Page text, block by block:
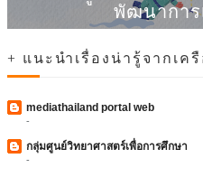
พัฒนาการ
+ แนะนำเรื่องน่ารู้จากเค
mediathailand portal web
-
กลุ่มศูนย์วิทยาศาสตร์เพื่อการศึกษา
-